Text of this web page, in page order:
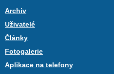
Archiv
Uživatelé
Články
Fotogalerie
Aplikace na telefony